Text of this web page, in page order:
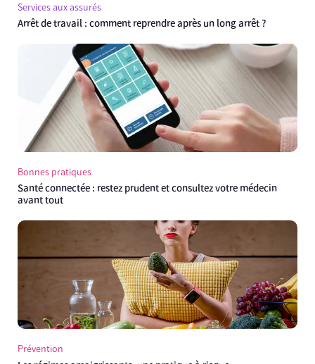
Services aux assurés
Arrêt de travail : comment reprendre après un long arrêt ?
Bonnes pratiques
Santé connectée : restez prudent et consultez votre médecin
avant tout
Prévention